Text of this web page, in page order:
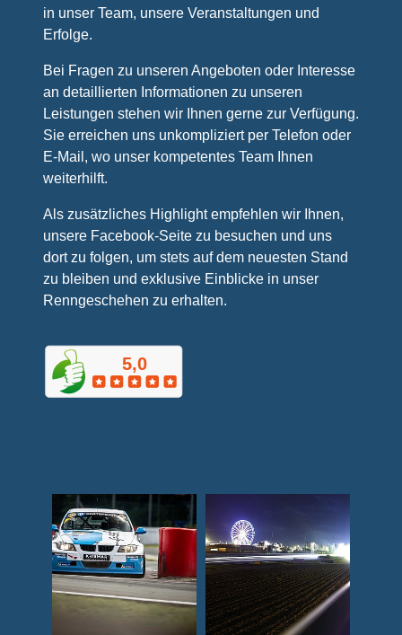
in unser Team, unsere Veranstaltungen und
Erfolge.
Bei Fragen zu unseren Angeboten oder Interesse
an detaillierten Informationen zu unseren
Leistungen stehen wir Ihnen gerne zur Verfügung.
Sie erreichen uns unkompliziert per Telefon oder
E-Mail, wo unser kompetentes Team Ihnen
weiterhilft.
Als zusätzliches Highlight empfehlen wir Ihnen,
unsere Facebook-Seite zu besuchen und uns
dort zu folgen, um stets auf dem neuesten Stand
zu bleiben und exklusive Einblicke in unser
Renngeschehen zu erhalten.